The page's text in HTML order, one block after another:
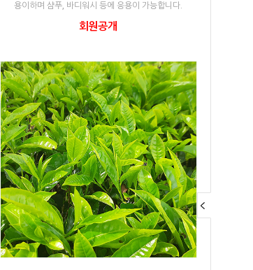
용이하며 샴푸, 바디워시 등에 응용이 가능합니다.
회원공개